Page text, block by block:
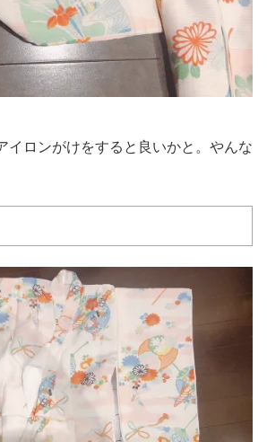
イロンがけをすると良いかと。やんな